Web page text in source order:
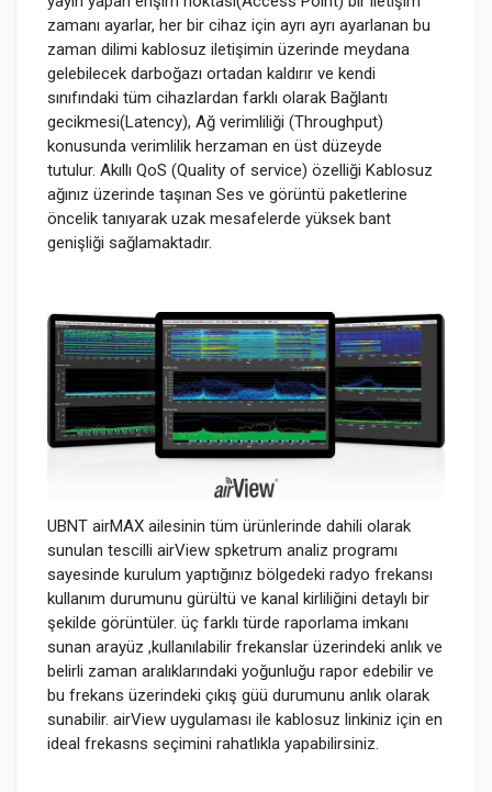
zamanı ayarlar, her bir cihaz için ayrı ayrı ayarlanan bu
zaman dilimi kablosuz iletişimin üzerinde meydana
gelebilecek darboğazı ortadan kaldırır ve kendi
sınıfındaki tüm cihazlardan farklı olarak Bağlantı
gecikmesi(Latency), Ağ verimliliği (Throughput)
konusunda verimlilik herzaman en üst düzeyde
tutulur. Akıllı QoS (Quality of service) özelliği Kablosuz
ağınız üzerinde taşınan Ses ve görüntü paketlerine
öncelik tanıyarak uzak mesafelerde yüksek bant
genişliği sağlamaktadır.
UBNT airMAX ailesinin tüm ürünlerinde dahili olarak
sunulan tescilli airView spketrum analiz programı
sayesinde kurulum yaptığınız bölgedeki radyo frekansı
kullanım durumunu gürültü ve kanal kirliliğini detaylı bir
şekilde görüntüler. üç farklı türde raporlama imkanı
sunan arayüz ,kullanılabilir frekanslar üzerindeki anlık ve
belirli zaman aralıklarındaki yoğunluğu rapor edebilir ve
bu frekans üzerindeki çıkış güü durumunu anlık olarak
sunabilir. airView uygulaması ile kablosuz linkiniz için en
ideal frekasns seçimini rahatlıkla yapabilirsiniz.